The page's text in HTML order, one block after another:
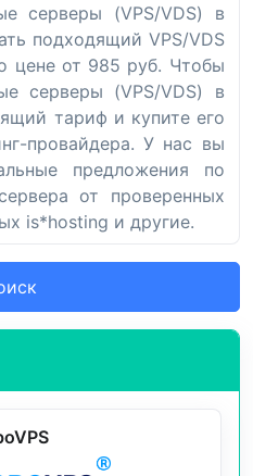
серверы (VPS/VDS) в
подходящий VPS/VDS
цене от 985 руб. Чтобы
серверы (VPS/VDS) в
тариф и купите его
провайдера. У нас вы
предложения по
от проверенных
is*hosting и другие.